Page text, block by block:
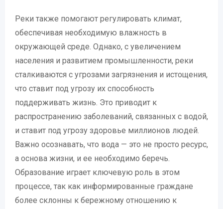
Реки также помогают регулировать климат,
обеспечивая необходимую влажность в
окружающей среде. Однако, с увеличением
населения и развитием промышленности, реки
сталкиваются с угрозами загрязнения и истощения,
что ставит под угрозу их способность
поддерживать жизнь. Это приводит к
распространению заболеваний, связанных с водой,
и ставит под угрозу здоровье миллионов людей.
Важно осознавать, что вода — это не просто ресурс,
а основа жизни, и ее необходимо беречь.
Образование играет ключевую роль в этом
процессе, так как информированные граждане
более склонны к бережному отношению к